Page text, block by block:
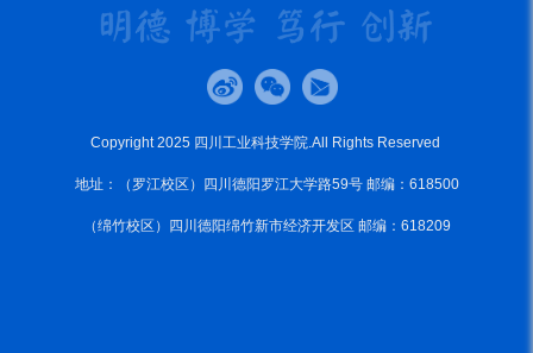
Copyright 2025 四川工业科技学院.All Rights Reserved
地址：（罗江校区）四川德阳罗江大学路59号 邮编：618500
（绵竹校区）四川德阳绵竹新市经济开发区 邮编：618209